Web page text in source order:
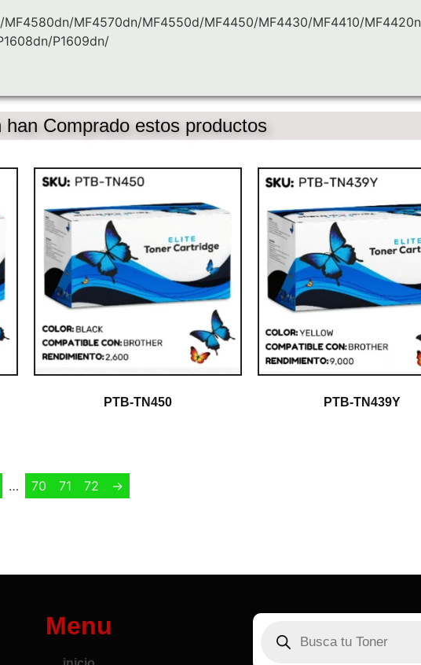
MF4570dn/MF4550d/MF4450/MF4430/MF4410/MF4420n
P1609dn/
Comprado estos productos
PTB-TN450
PTB-TN439Y
… 70 71 72 →
Menu